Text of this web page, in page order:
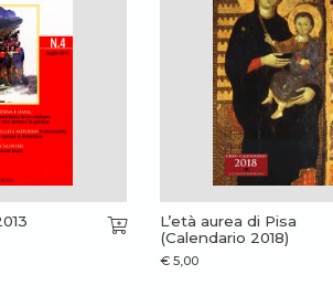
L’età aurea di Pisa
(Calendario 2018)
€ 5,00